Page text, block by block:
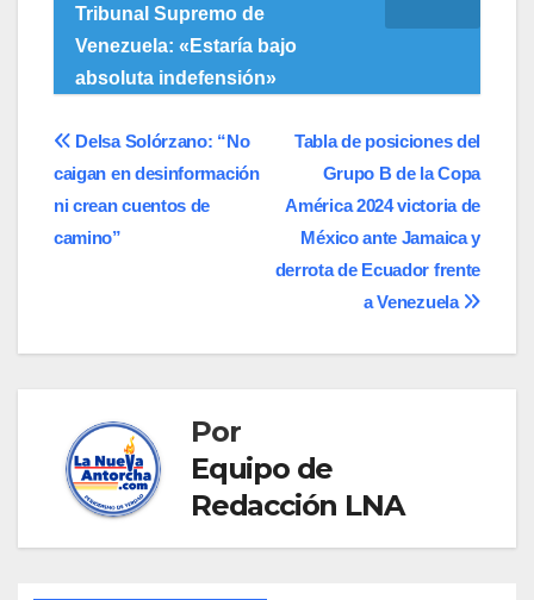
Tribunal Supremo de
Venezuela: «Estaría bajo
absoluta indefensión»
Navegación
de
entradas
Tabla de posiciones del
Grupo B de la Copa
América 2024 victoria de
México ante Jamaica y
derrota de Ecuador frente
a Venezuela
Delsa Solórzano: “No
caigan en desinformación
ni crean cuentos de
camino”
Por
Equipo de
Redacción LNA